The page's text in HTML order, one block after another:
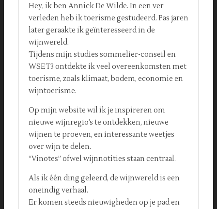
Hey, ik ben Annick De Wilde. In een ver
verleden heb ik toerisme gestudeerd. Pas jaren
later geraakte ik geïnteresseerd in de
wijnwereld.
Tijdens mijn studies sommelier-conseil en
WSET3 ontdekte ik veel overeenkomsten met
toerisme, zoals klimaat, bodem, economie en
wijntoerisme.
Op mijn website wil ik je inspireren om
nieuwe wijnregio’s te ontdekken, nieuwe
wijnen te proeven, en interessante weetjes
over wijn te delen.
“Vinotes” ofwel wijnnotities staan centraal.
Als ik één ding geleerd, de wijnwereld is een
oneindig verhaal.
Er komen steeds nieuwigheden op je pad en